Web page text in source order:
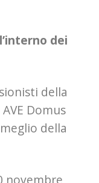
dei
della
Domus
della
novembre